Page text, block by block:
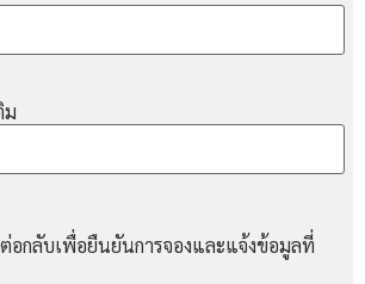
ม
กลับเพื่อยืนยันการจองและแจ้งข้อมูลที่